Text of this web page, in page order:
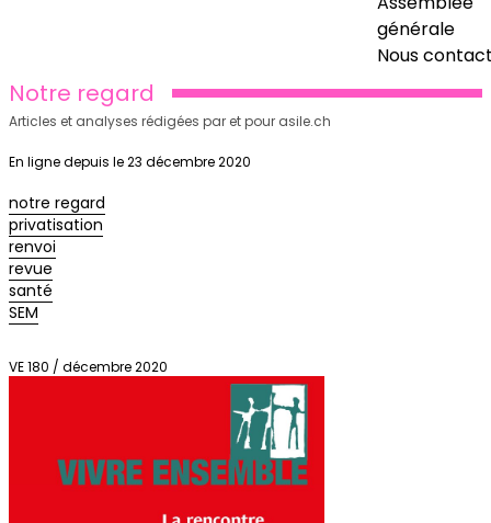
générale
Nous
Notre regard
Articles et analyses rédigées par et pour asile.ch
En ligne depuis le 23 décembre 2020
notre regard
privatisation
renvoi
revue
santé
SEM
VE 180 / décembre 2020